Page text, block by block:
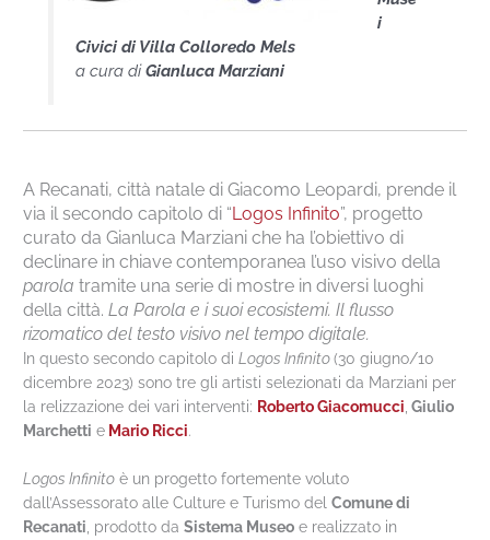
i
Civici di Villa Colloredo Mels
a cura diGianluca Marziani
A Recanati, città natale di Giacomo Leopardi, prende il
via il secondo capitolo di “Logos Infinito”, progetto
curato da Gianluca Marziani che ha l’obiettivo di
declinare in chiave contemporanea l’uso visivo della
parola tramite una serie di mostre in diversi luoghi
della città.La Parola e i suoi ecosistemi. Il flusso
rizomatico del testo visivo nel tempo digitale.
In questo secondo capitolo diLogos Infinito(30 giugno/10
dicembre 2023) sono tre gli artisti selezionati da Marziani per
la relizzazione dei vari interventi: Roberto Giacomucci Giulio
Marchetti e Mario Ricci.
Logos Infinito è un progetto fortemente voluto
dall’Assessorato alle Culture e Turismo delComune di
Recanati , prodotto daSistema Museo e realizzato in